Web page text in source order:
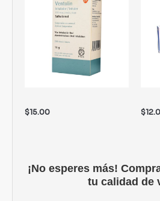
$15.00 $
¡No esperes más!
tu calidad de